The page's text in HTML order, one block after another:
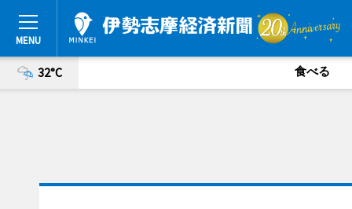
32°C 食べる